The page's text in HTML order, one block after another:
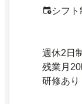
シフ
週休2日制
残業月
研修あり